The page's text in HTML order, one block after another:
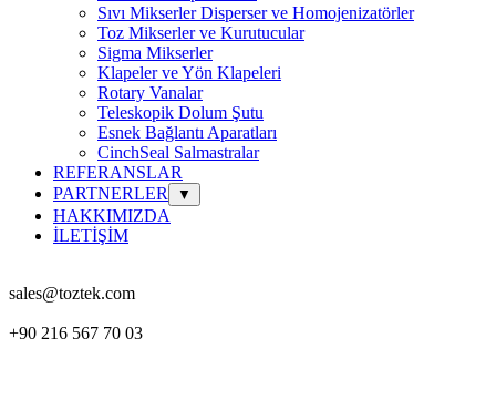
Sıvı Mikserler Disperser ve Homojenizatörler
Toz Mikserler ve Kurutucular
Sigma Mikserler
Klapeler ve Yön Klapeleri
Rotary Vanalar
Teleskopik Dolum Şutu
Esnek Bağlantı Aparatları
CinchSeal Salmastralar
REFERANSLAR
PARTNERLER
▼
HAKKIMIZDA
İLETİŞİM
sales@toztek.com
+90 216 567 70 03